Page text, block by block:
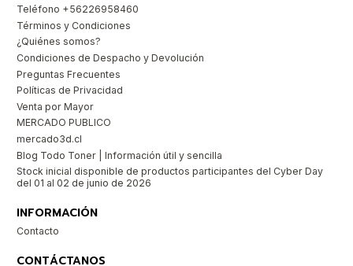
Teléfono +56226958460
Términos y Condiciones
¿Quiénes somos?
Condiciones de Despacho y Devolución
Preguntas Frecuentes
Políticas de Privacidad
Venta por Mayor
MERCADO PUBLICO
mercado3d.cl
Blog Todo Toner | Información útil y sencilla
Stock inicial disponible de productos participantes del Cyber Day
del 01 al 02 de junio de 2026
INFORMACIÓN
Contacto
CONTÁCTANOS